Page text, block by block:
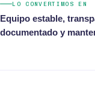
LO CONVERTIMOS EN
Equipo estable,
documentado y